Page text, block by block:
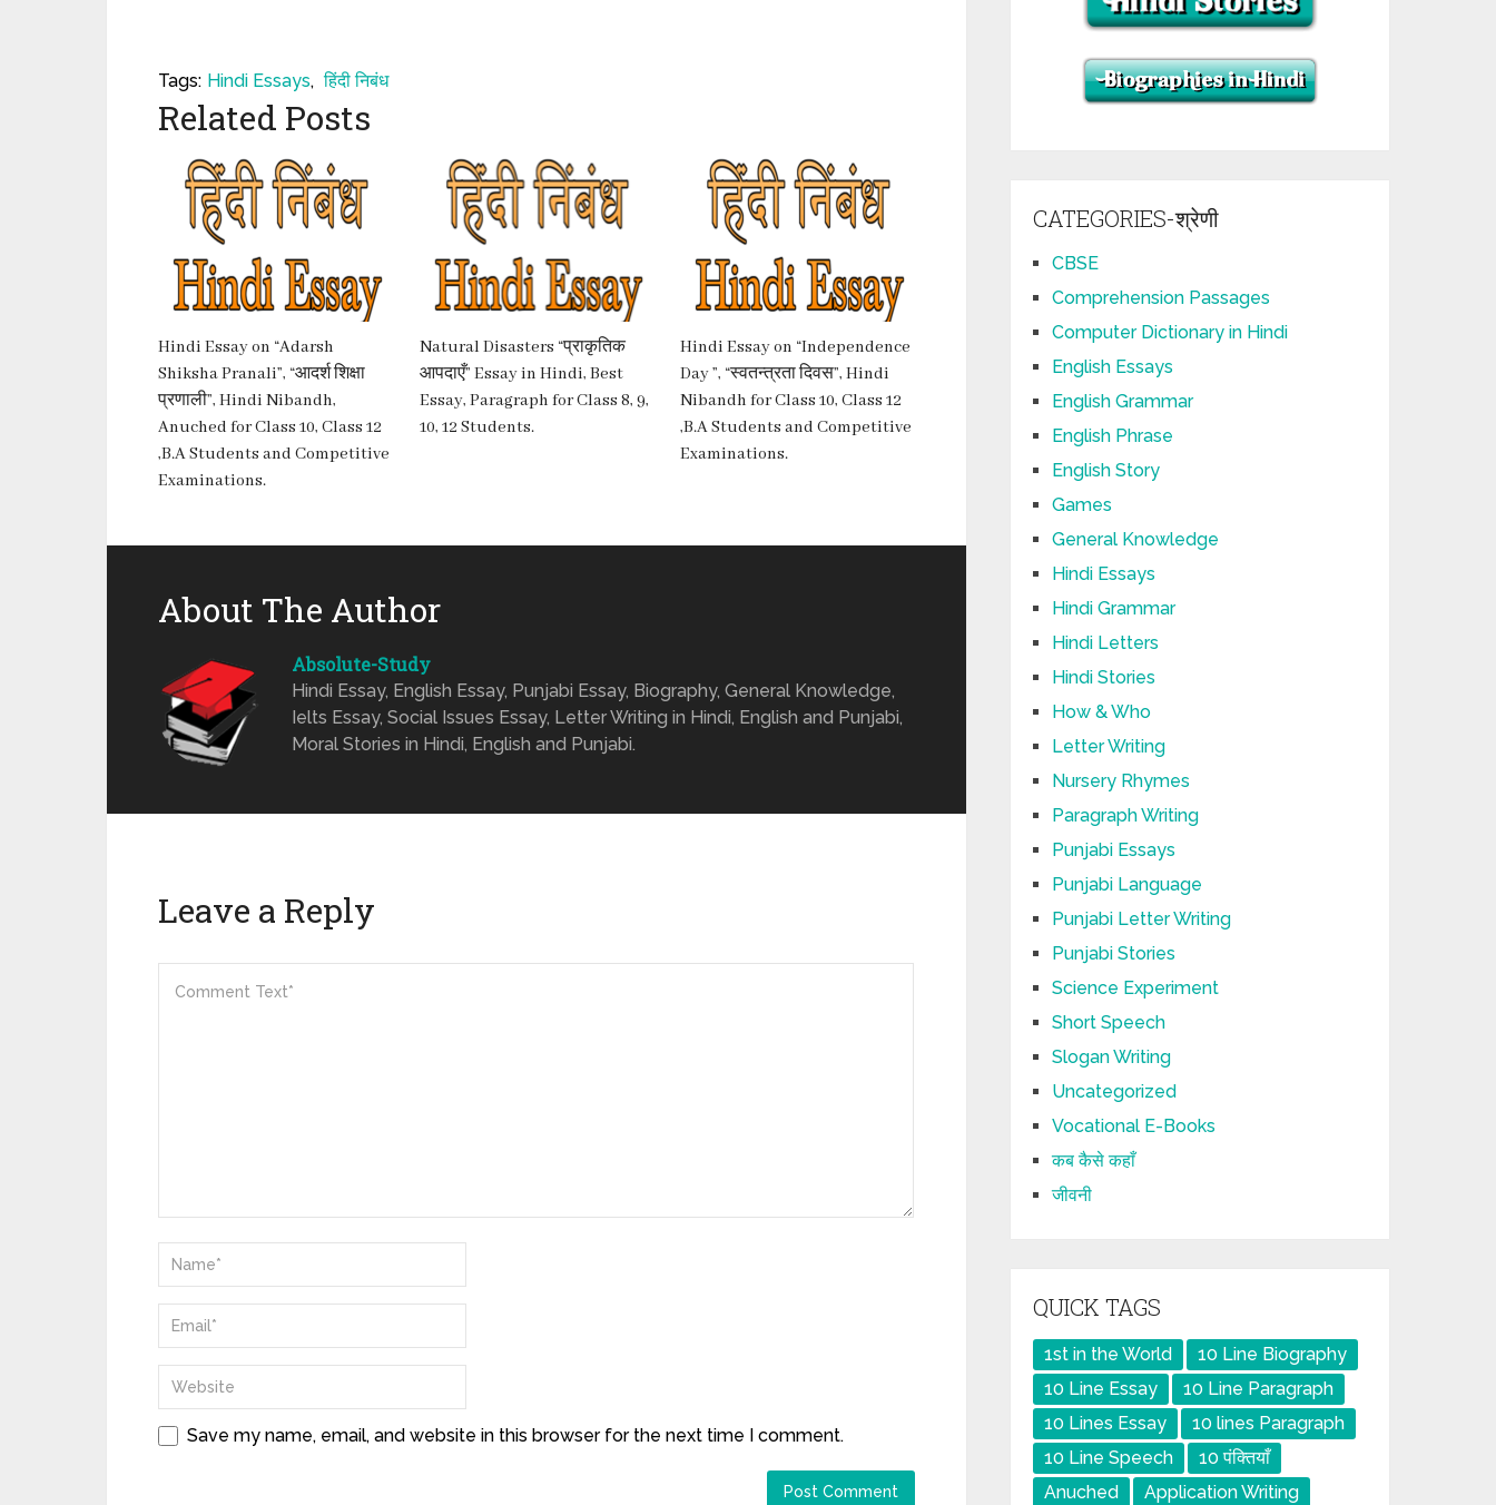
Tags: Hindi Essays, हिंदी निबंध
Related Posts
Hindi Essay on “Adarsh
Shiksha Pranali”, “आदर्श शिक्षा
प्रणाली”, Hindi Nibandh,
Anuched for Class 10, Class 12
,B.A Students and Competitive
Examinations.
Natural Disasters “प्राकृतिक
आपदाएँ” Essay in Hindi, Best
Essay, Paragraph for Class 8, 9,
10, 12 Students.
Hindi Essay on “Independence
Day ”, “स्वतन्त्रता दिवस”, Hindi
Nibandh for Class 10, Class 12
,B.A Students and Competitive
Examinations.
About The Author
Absolute-Study
Hindi Essay, English Essay, Punjabi Essay, Biography, General Knowledge,
Ielts Essay, Social Issues Essay, Letter Writing in Hindi, English and Punjabi,
Moral Stories in Hindi, English and Punjabi.
Leave a Reply
Save my name, email, and website in this browser for the next time I comment.
CATEGORIES-श्रेणी
CBSE
Comprehension Passages
Computer Dictionary in Hindi
English Essays
English Grammar
English Phrase
English Story
Games
General Knowledge
Hindi Essays
Hindi Grammar
Hindi Letters
Hindi Stories
How & Who
Letter Writing
Nursery Rhymes
Paragraph Writing
Punjabi Essays
Punjabi Language
Punjabi Letter Writing
Punjabi Stories
Science Experiment
Short Speech
Slogan Writing
Uncategorized
Vocational E-Books
कब कैसे कहाँ
जीवनी
QUICK TAGS
1st in the World
10 Line Biography
10 Line Essay
10 Line Paragraph
10 Lines Essay
10 lines Paragraph
10 Line Speech
10 पंक्तियाँ
Anuched
Application Writing